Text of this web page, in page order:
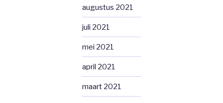
augustus 2021
juli 2021
mei 2021
april 2021
maart 2021